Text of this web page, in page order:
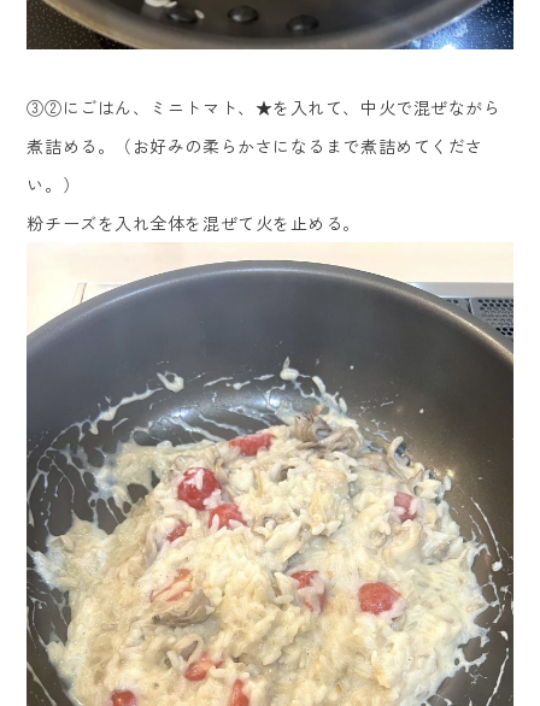
③②にごはん、ミニトマト、★を入れて、中火で混ぜながら
煮詰める。（お好みの柔らかさになるまで煮詰めてくださ
い。）
粉チーズを入れ全体を混ぜて火を止める。